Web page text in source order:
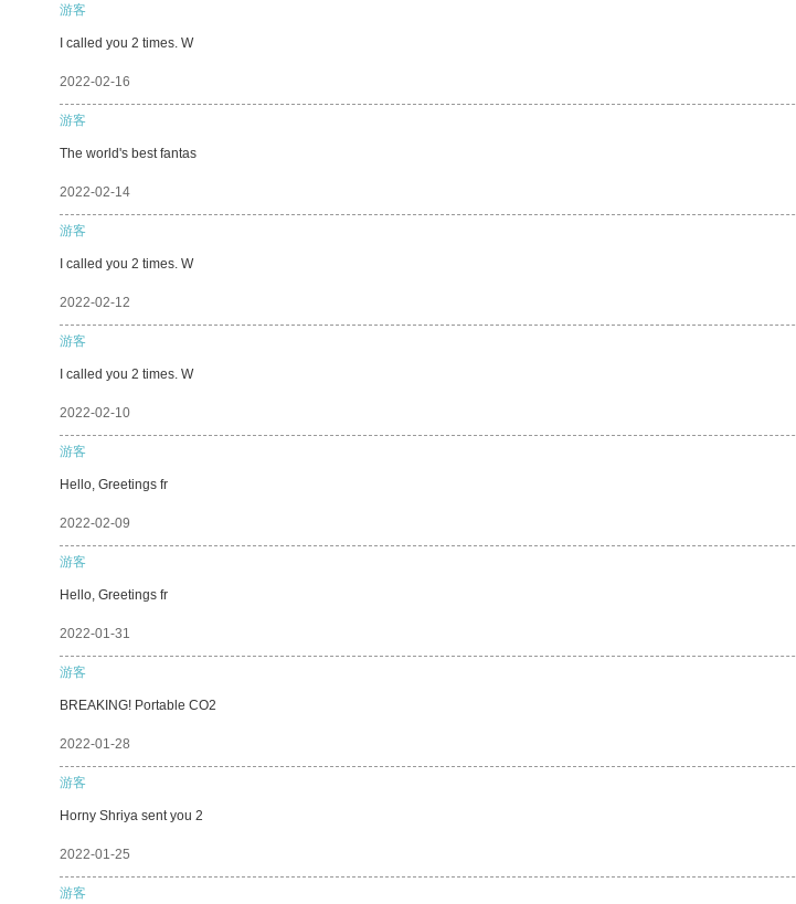
游客
I called you 2 times. W
2022-02-16
游客
The world's best fantas
2022-02-14
游客
I called you 2 times. W
2022-02-12
游客
I called you 2 times. W
2022-02-10
游客
Hello, Greetings fr
2022-02-09
游客
Hello, Greetings fr
2022-01-31
游客
BREAKING! Portable CO2
2022-01-28
游客
Horny Shriya sent you 2
2022-01-25
游客